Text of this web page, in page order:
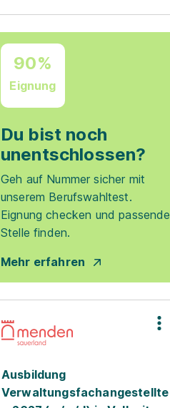
90%
Eignung
Du bist noch
unentschlossen?
Geh auf Nummer sicher mit
unserem Berufswahltest.
Eignung checken und passende
Stelle finden.
Mehr erfahren
Ausbildung
Verwaltungsfachangestellte